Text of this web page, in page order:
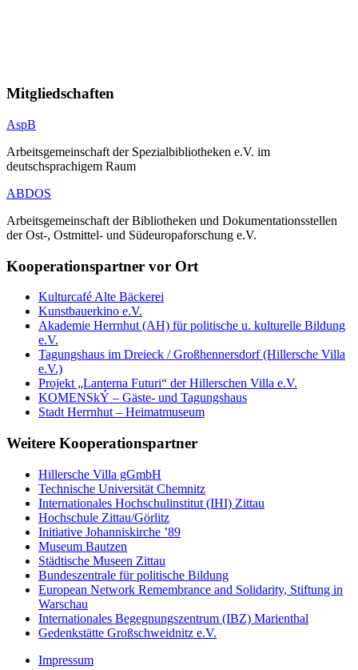
Mitgliedschaften
AspB
Arbeitsgemeinschaft der Spezialbibliotheken e.V. im
deutschsprachigem Raum
ABDOS
Arbeitsgemeinschaft der Bibliotheken und Dokumentationsstellen
der Ost-, Ostmittel- und Südeuropaforschung e.V.
Kooperationspartner vor Ort
Kulturcafé Alte Bäckerei
Kunstbauerkino e.V.
Akademie Herrnhut (AH) für politische u. kulturelle Bildung
e.V.
Tagungshaus im Dreieck / Großhennersdorf (Hillersche Villa
e.V.)
Projekt „Lanterna Futuri“ der Hillerschen Villa e.V.
KOMENSkÝ – Gäste- und Tagungshaus
Stadt Herrnhut – Heimatmuseum
Weitere Kooperationspartner
Hillersche Villa gGmbH
Technische Universität Chemnitz
Internationales Hochschulinstitut (IHI) Zittau
Hochschule Zittau/Görlitz
Initiative Johanniskirche ’89
Museum Bautzen
Städtische Museen Zittau
Bundeszentrale für politische Bildung
European Network Remembrance and Solidarity, Stiftung in
Warschau
Internationales Begegnungszentrum (IBZ) Marienthal
Gedenkstätte Großschweidnitz e.V.
Impressum